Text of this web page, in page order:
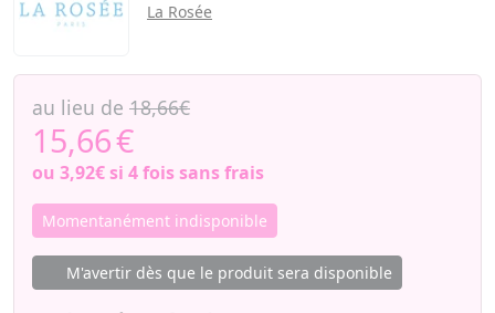
La Rosée
au lieu de 18,66€
15,66€
ou 3,92€si 4 fois sans frais
Momentanément indisponible
M'avertir dès que le produit sera disponible